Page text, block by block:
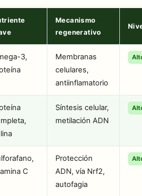
Mecanismo
regenerativo
3,
Membranas
celulares,
antiinflamatorio
Síntesis celular,
metilación ADN
C
Protección
ADN, vía Nrf2,
autofagia